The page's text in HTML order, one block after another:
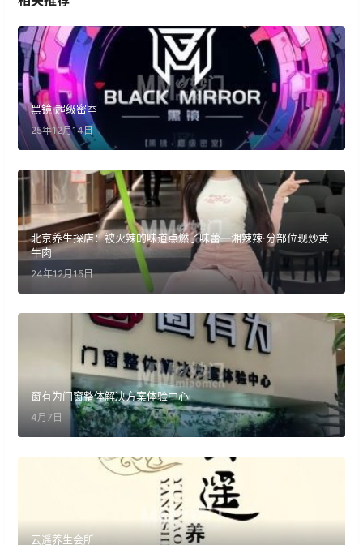
黑镜·超级密室
25年12月14日
北京养生探店：被火辣的味道点燃了味蕾—湘辣辣·分部位现炒黄
牛肉
24年12月15日
窗有为门窗整体解决方案体验中心
4月7日
云遥养生会所